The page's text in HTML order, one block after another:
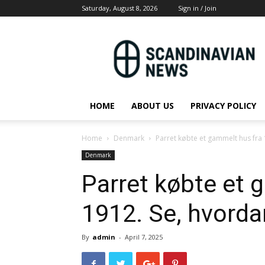
Saturday, August 8, 2026 Sign in / Join
Scandinavian
News
HOME ABOUT US PRIVACY POLICY
Home Denmark Parret købte et gammelt hus fra
Denmark
Parret købte et
1912. Se,
By admin - April 7, 2025